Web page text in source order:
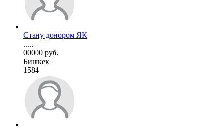
Стану донором ЯК
.....
00000 руб.
Бишкек
1584